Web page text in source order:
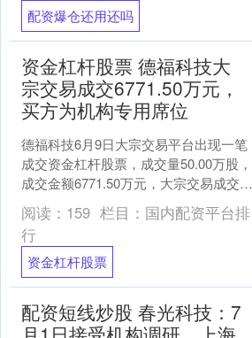
配资爆仓还用还吗
资金杠杆股票 德福科技大
宗交易成交6771.50万元，
买方为机构专用席位
德福科技6月9日大宗交易平台出现一笔
成交资金杠杆股票，成交量50.00万股，
成交金额6771.50万元，大宗交易成交价
为135.43元，相对今日收盘价折价1.0....
阅读： 159 栏目： 国内配资平台排
行
资金杠杆股票
配资短线炒股 春光科技：7